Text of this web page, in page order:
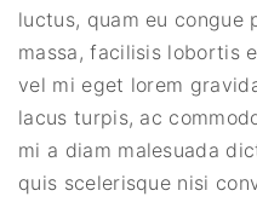
luctus, quam eu
massa, facilisis lobortis
vel mi eget lorem
lacus turpis, ac
mi a diam malesuada
quis scelerisque nisi